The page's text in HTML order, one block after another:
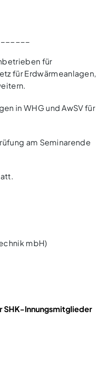
für
für Erdwärmeanlagen,
in WHG und AwSV für
am Seminarende
mbH)
SHK-Innungsmitglieder